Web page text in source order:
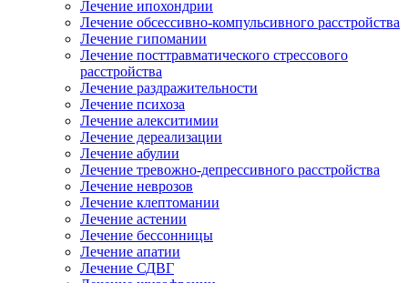
Лечение ипохондрии
Лечение обсессивно-компульсивного расстройства
Лечение гипомании
Лечение посттравматического стрессового
расстройства
Лечение раздражительности
Лечение психоза
Лечение алекситимии
Лечение дереализации
Лечение абулии
Лечение тревожно-депрессивного расстройства
Лечение неврозов
Лечение клептомании
Лечение астении
Лечение бессонницы
Лечение апатии
Лечение СДВГ